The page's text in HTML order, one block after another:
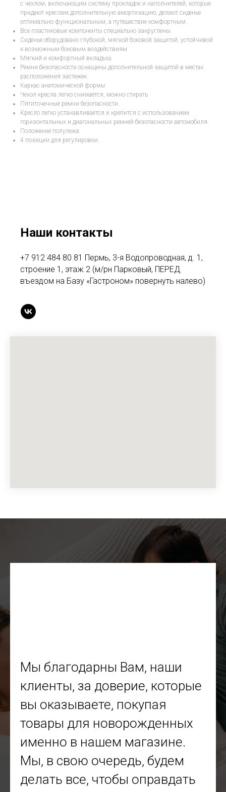
с чехлом, включающим систему прокладок и наполнителей, которые
придают креслам дополнительную амортизацию, делают сиденье
оптимально функциональным, а путешествие комфортным.
Все пластиковые компоненты специально закруглены.
Сиденье оборудовано глубокой, мягкой боковой защитой, устойчивой
к возможным боковым воздействиям
Мягкий и комфортный вкладыш
Ремни безопасности оснащены дополнительной защитой в местах
расположения застежек
Каркас анатомической формы
Чехол кресла легко снимается, можно стирать
Пятиточечные ремни безопасности.
Кресло легко устанавливается и крепится с использованием
горизонтальных и диагональных ремней безопасности автомобиля.
Положение полулежа
4 позиции для регулировки.
Наши контакты
+7 912 484 80 81 Пермь, 3-я Водопроводная, д. 1,
строение 1, этаж 2 (м/рн Парковый, ПЕРЕД
въездом на Базу «Гастроном» повернуть налево)
Мы благодарны Вам, наши
клиенты, за доверие, которые
вы оказываете, покупая
товары для новорожденных
именно в нашем магазине.
Мы, в свою очередь, будем
делать все, чтобы оправдать